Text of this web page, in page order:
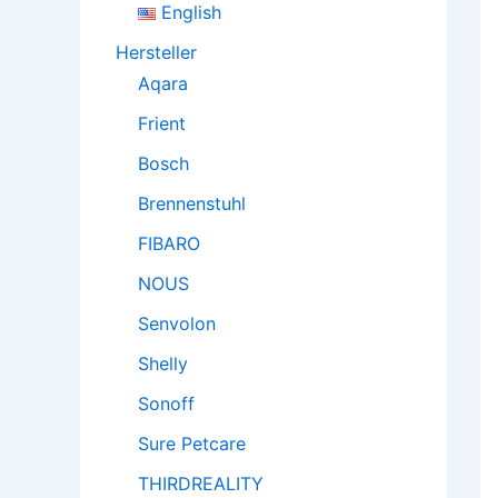
English
Hersteller
Aqara
Frient
Bosch
Brennenstuhl
FIBARO
NOUS
Senvolon
Shelly
Sonoff
Sure Petcare
THIRDREALITY